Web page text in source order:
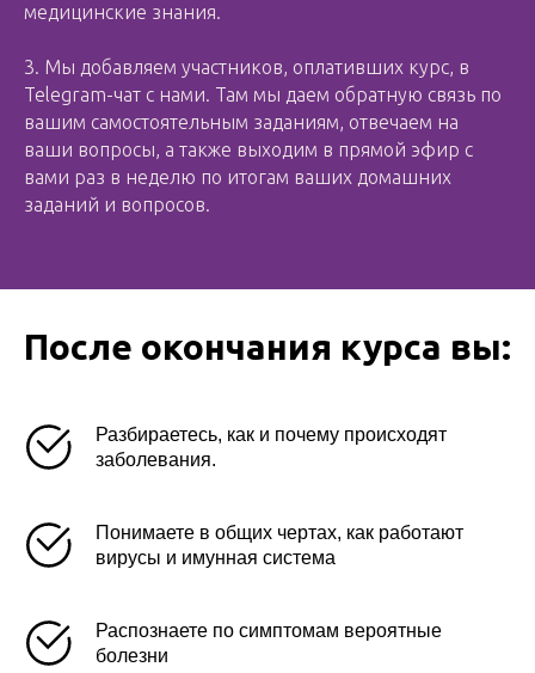
медицинские знания.
3. Мы добавляем участников, оплативших курс, в
Telegram-чат с нами. Там мы даем обратную связь по
вашим самостоятельным заданиям, отвечаем на
ваши вопросы, а также выходим в прямой эфир с
вами раз в неделю по итогам ваших домашних
заданий и вопросов.
После окончания курса вы:
Разбираетесь, как и почему происходят
заболевания.
Понимаете в общих чертах, как работают
вирусы и имунная система
Распознаете по симптомам вероятные
болезни